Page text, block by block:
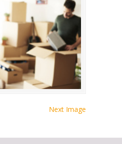
Next Image